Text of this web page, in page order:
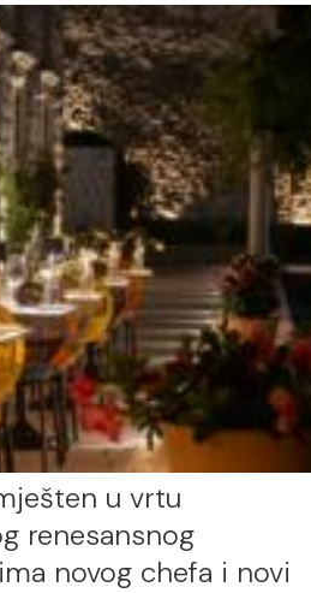
u vrtu
renesansnog
novog chefa i novi